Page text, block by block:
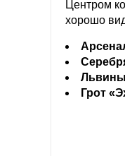
Центром
хорошо
Грот